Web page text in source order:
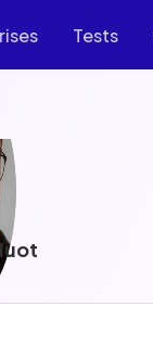
Tests